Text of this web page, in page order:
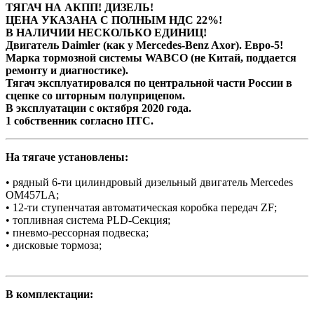
ТЯГАЧ НА АКПП! ДИЗЕЛЬ!
ЦЕНА УКАЗАНА С ПОЛНЫМ НДС 22%!
В НАЛИЧИИ НЕСКОЛЬКО ЕДИНИЦ!
Двигатель Daimler (как у Mercedes-Benz Axor). Евро-5!
Марка тормозной системы WABCO (не Китай, поддается
ремонту и диагностике).
Тягач эксплуатировался по центральной части России в
сцепке со шторным полуприцепом.
В эксплуатации с октября 2020 года.
1 собственник согласно ПТС.
На тягаче установлены:
• рядный 6-ти цилиндровый дизельный двигатель Mercedes
OM457LA;
• 12-ти ступенчатая автоматическая коробка передач ZF;
• топливная система PLD-Секция;
• пневмо-рессорная подвеска;
• дисковые тормоза;
В комплектации: